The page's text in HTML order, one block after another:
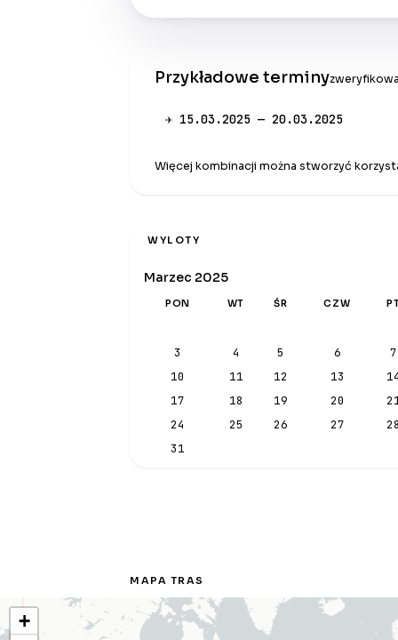
Przykładowe terminy
✈ 15.03.2025 — 20.03.2025
Więcej kombinacji można stworzyć
WYLOTY
Marzec 2025
PON WT ŚR CZW
3 4 5 6
7
10
11 12 13
17
18 19 20
24
25 26 27
31
MAPA TRAS
+